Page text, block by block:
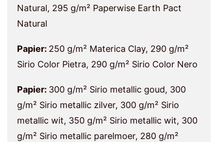
Natural, 295 g/m² Paperwise Earth Pact
Natural
Papier: 250 g/m² Materica Clay, 290 g/m²
Sirio Color Pietra, 290 g/m² Sirio Color Nero
Papier: 300 g/m² Sirio metallic goud, 300
g/m² Sirio metallic zilver, 300 g/m² Sirio
metallic wit, 350 g/m² Sirio metallic wit, 300
g/m² Sirio metallic parelmoer, 280 g/m²